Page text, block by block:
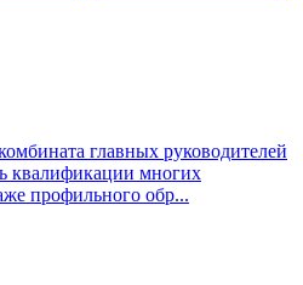
главных руководителей
квалификации многих
профильного обр...